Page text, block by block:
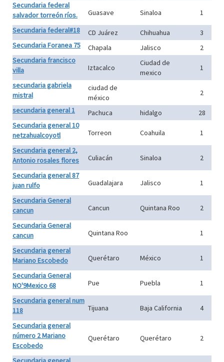
Secundaria federal
salvador torreón ríos.
Guasave Sinaloa
1
Secundaria federal#18
CD Juárez Chihuahua
3
Secundaria Foranea 75
Chapala Jalisco
2
Secundaria francisco
villa
Iztacalco
Ciudad de
mexico
1
secundaria gabriela
mistral
ciudad de
méxico
2
secundaria general 1
Pachuca hidalgo
28
Secundaria general 10
netzahualcoyotl
Torreon Coahuila
1
Secundaria general 2,
Antonio rosales flores
Culiacán Sinaloa
2
Secundaria general 87
juan rulfo
Guadalajara Jalisco
1
Secundaria General
cancun
Cancun Quintana Roo
2
Secundaria General
cancun
Quintana Roo
1
Secundaria general
Mariano Escobedo
Querétaro México
1
Secundaria General
NO'9Mexico 68
Pue Puebla
1
Secundaria general num
118
Tijuana Baja California
4
Secundaria general
número 2 Mariano
Escobedo
Querétaro Querétaro 2